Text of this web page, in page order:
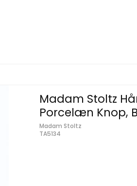
Madam Stoltz
Porcelæn Knop,
Madam Stoltz
TA5134